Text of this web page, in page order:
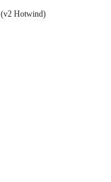
(v2 Hotwind)